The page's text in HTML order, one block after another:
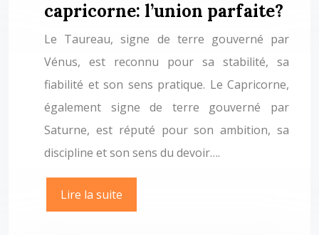
capricorne: l’union parfaite?
Le Taureau, signe de terre gouverné par
Vénus, est reconnu pour sa stabilité, sa
fiabilité et son sens pratique. Le Capricorne,
également signe de terre gouverné par
Saturne, est réputé pour son ambition, sa
discipline et son sens du devoir….
Lire la suite